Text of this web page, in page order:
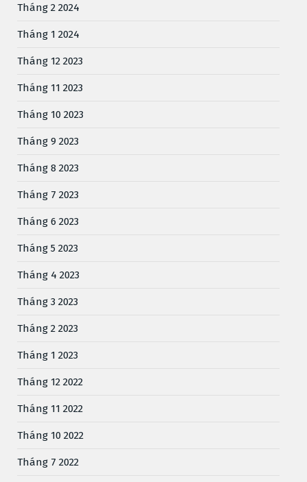
Tháng 2 2024
Tháng 1 2024
Tháng 12 2023
Tháng 11 2023
Tháng 10 2023
Tháng 9 2023
Tháng 8 2023
Tháng 7 2023
Tháng 6 2023
Tháng 5 2023
Tháng 4 2023
Tháng 3 2023
Tháng 2 2023
Tháng 1 2023
Tháng 12 2022
Tháng 11 2022
Tháng 10 2022
Tháng 7 2022